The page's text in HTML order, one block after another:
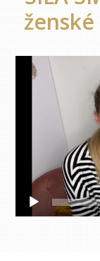
Video
přehrávač